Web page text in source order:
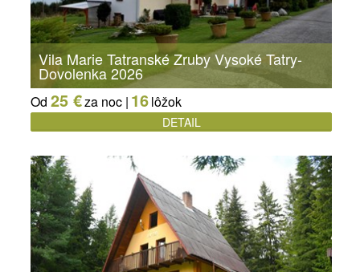
Vila Marie Tatranské Zruby Vysoké Tatry-
Dovolenka 2026
Od 25 €za noc | 16lôžok
DETAIL